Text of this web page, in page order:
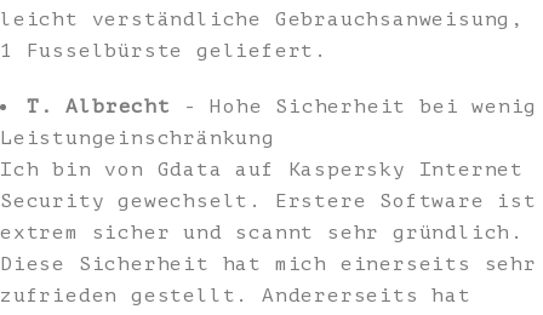
leicht verständliche Gebrauchsanweisung,
1 Fusselbürste geliefert.
T. Albrecht
- Hohe Sicherheit bei wenig
Leistungeinschränkung
Ich bin von Gdata auf Kaspersky Internet
Security gewechselt. Erstere Software ist
extrem sicher und scannt sehr gründlich.
Diese Sicherheit hat mich einerseits sehr
zufrieden gestellt. Andererseits hat